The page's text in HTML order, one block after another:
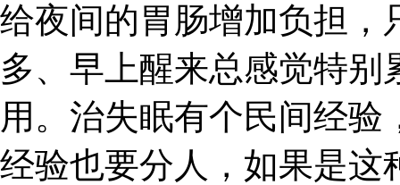
给夜间的胃肠增加负担，
多、早上醒来总感觉特
用。治失眠有个民间经
经验也要分人，如果是这